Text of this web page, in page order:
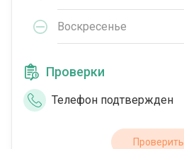
Воскресенье
Проверки
Телефон подтвержден
Проверить